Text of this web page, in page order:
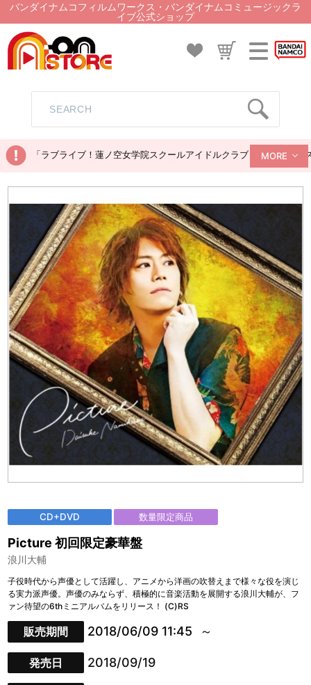
バンダイナムコフィルムワークス・バンダイナムコミュージックラ
イブ公式ショップ
「ラブライブ！蓮ノ空女学院スクールアイドルクラブ ぬいぐるみ
MORE
CD+DVD 数量限定商品
Picture 初回限定豪華盤
浪川大輔
子役時代から声優として活躍し、アニメから洋画の吹替えまで様々な役を演じ
る実力派声優。声優のみならず、積極的に音楽活動を展開する浪川大輔が、フ
ァン待望の6thミニアルバムをリリース！ (C)RS
販売期間 2018/06/09 11:45
発売日 2018/09/19